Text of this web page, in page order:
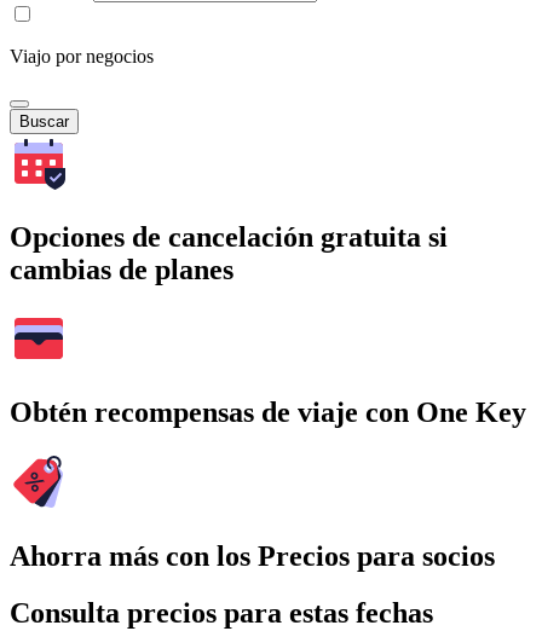
Viajo por negocios
Buscar
Opciones de cancelación gratuita si
cambias de planes
Obtén recompensas de viaje con One Key
Ahorra más con los Precios para socios
Consulta precios para estas fechas